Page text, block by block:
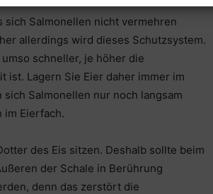
sich Salmonellen nicht vermehren
allerdings wird dieses Schutzsystem.
schneller, je höher die
Lagern Sie Eier daher immer im
Salmonellen nur noch langsam
im Eierfach.
des Eis sitzen. Deshalb sollte beim
der Schale in Berührung
denn das zerstört die